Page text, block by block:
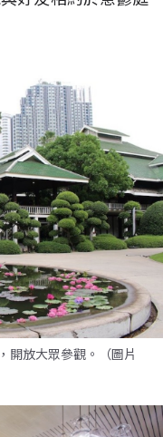
開放大眾參觀。（圖片